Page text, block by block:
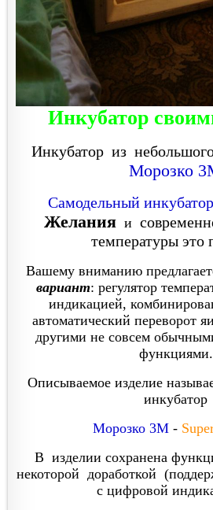
Инкубатор
Инкубатор из
Морозко
Самодельный инкубатор
Желания и
температуры это
Вашему вниманию
вариант: регулятор
индикацией,
автоматический переворот
другими не совсем
функциями.
Описываемое изделие
инкубатор
Морозко 3М -
В изделии сохранена
некоторой доработкой
с цифровой